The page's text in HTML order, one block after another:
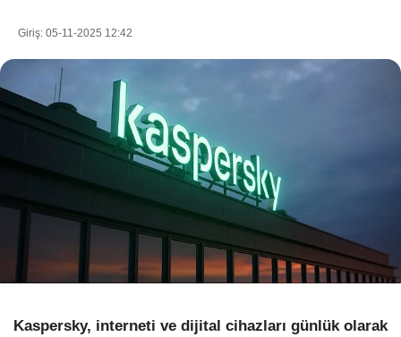
Instagram
Youtube
Giriş: 05-11-2025 12:42
Kaspersky, interneti ve dijital cihazları günlük olarak